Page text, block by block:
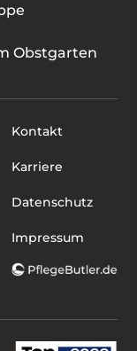
Obstgarten
Kontakt
Karriere
Datenschutz
Impressum